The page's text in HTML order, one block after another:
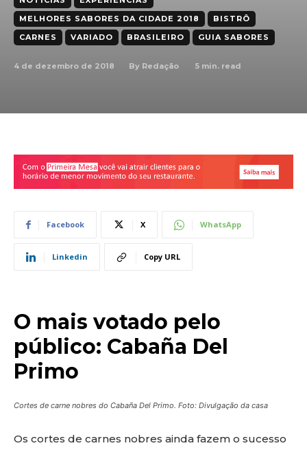
MELHORES SABORES DA CIDADE 2018
BISTRÔ
CARNES
VARIADO BRASILEIRO GUIA SABORES
4 de dezembro de 2018 By Redação 5 min. read
Facebook X WhatsApp
Linkedin Copy URL
O mais votado pelo
público: Cabaña Del
Primo
Cortes de carne nobres do Cabaña Del Primo. Foto: Divulgação da casa
Os cortes de carnes nobres ainda fazem o sucesso